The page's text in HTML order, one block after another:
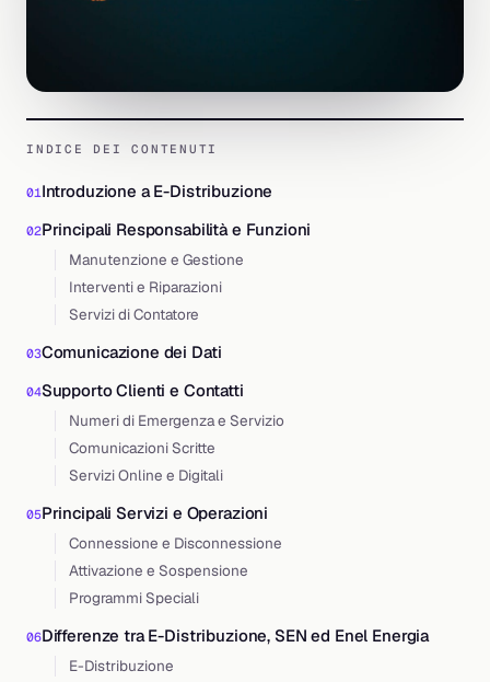
INDICE DEI CONTENUTI
Introduzione a E-Distribuzione
Principali Responsabilità e Funzioni
Manutenzione e Gestione
Interventi e Riparazioni
Servizi di Contatore
Comunicazione dei Dati
Supporto Clienti e Contatti
Numeri di Emergenza e Servizio
Comunicazioni Scritte
Servizi Online e Digitali
Principali Servizi e Operazioni
Connessione e Disconnessione
Attivazione e Sospensione
Programmi Speciali
Differenze tra E-Distribuzione, SEN ed Enel Energia
E-Distribuzione